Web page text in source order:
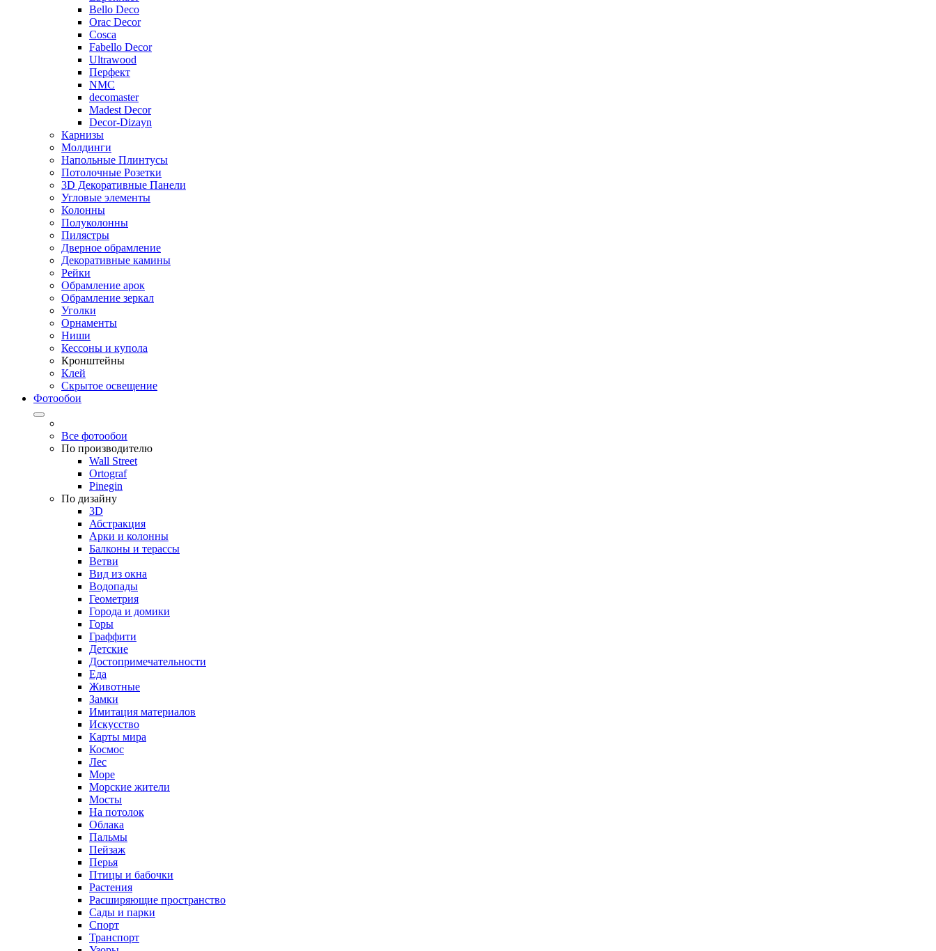
Bello Deco
Orac Decor
Cosca
Fabello Decor
Ultrawood
Перфект
NMC
decomaster
Madest Decor
Decor-Dizayn
Карнизы
Молдинги
Напольные Плинтусы
Потолочные Розетки
3D Декоративные Панели
Угловые элементы
Колонны
Полуколонны
Пилястры
Дверное обрамление
Декоративные камины
Рейки
Обрамление арок
Обрамление зеркал
Уголки
Орнаменты
Ниши
Кессоны и купола
Кронштейны
Клей
Скрытое освещение
Фотообои
Все фотообои
По производителю
Wall Street
Ortograf
Pinegin
По дизайну
3D
Абстракция
Арки и колонны
Балконы и терассы
Ветви
Вид из окна
Водопады
Геометрия
Города и домики
Горы
Граффити
Детские
Достопримечательности
Еда
Животные
Замки
Имитация материалов
Искусство
Карты мира
Космос
Лес
Море
Морские жители
Мосты
На потолок
Облака
Пальмы
Пейзаж
Перья
Птицы и бабочки
Растения
Расширяющие пространство
Сады и парки
Спорт
Транспорт